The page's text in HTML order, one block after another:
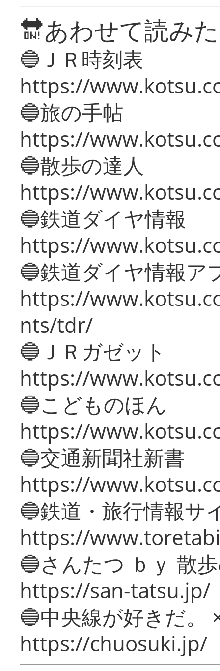
🔛あわせて読み
🔵ＪＲ時刻表
https://
🔵旅の手帖
https://
🔵散歩の達人
https://
🔵鉄道ダイヤ情報
https://
🔵鉄道ダイヤ情報ア
https://
nts/tdr/
🔵ＪＲガゼット
https://
🔵こどものほん
https://
🔵交通新聞社新書
https://
🔵鉄道・旅行情報サ
https://
🔵さんたつ ｂｙ 散
https://san-tatsu.jp/
🔵中央線が好きだ。
https://chuosuki.jp/